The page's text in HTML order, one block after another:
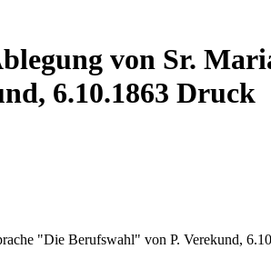
von Sr.
6.10.1863 Druck
"Die Berufswahl" von P. Verekund,